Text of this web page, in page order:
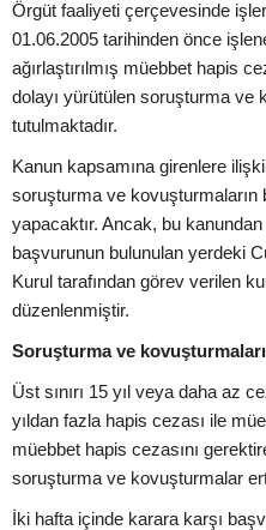
Örgüt faaliyeti çerçevesinde
01.06.2005 tarihinden önce
ağırlaştırılmış müebbet hapis
dolayı yürütülen soruşturma ve
tutulmaktadır.
Kanun kapsamına girenlere
soruşturma ve kovuşturmaların
yapacaktır. Ancak, bu
başvurunun bulunulan yerdeki
Kurul tarafından görev verilen
düzenlenmiştir.
Soruşturma ve
Üst sınırı 15 yıl veya daha az
yıldan fazla hapis cezası ile
müebbet hapis cezasını
soruşturma ve kovuşturmalar
İki hafta içinde karara karşı